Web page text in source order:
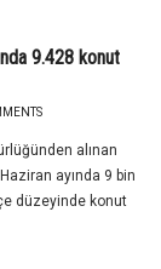
9.428 konut
alınan
ayında 9 bin
düzeyinde konut